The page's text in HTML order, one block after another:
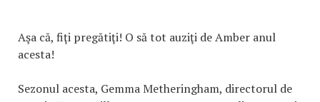
Aşa că, fiţi pregătiţi! O să tot auziţi de Amber anul
acesta!
Sezonul acesta, Gemma Metheringham, directorul de